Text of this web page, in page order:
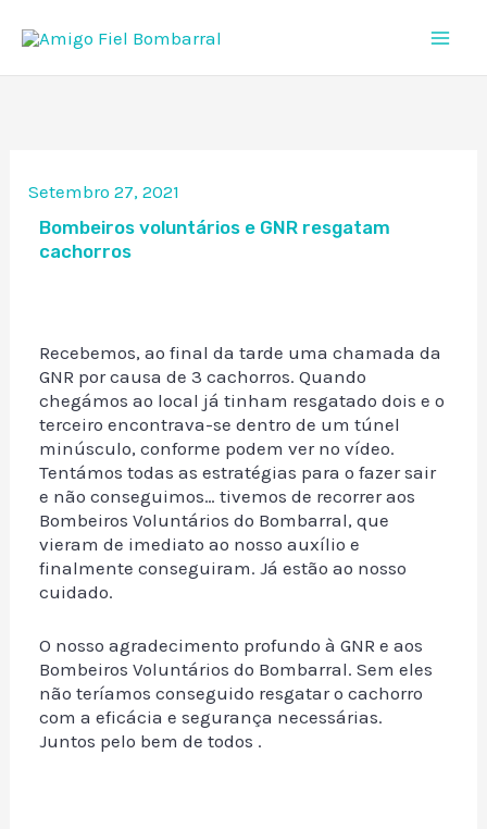
Setembro 27, 2021
Bombeiros voluntários e GNR resgatam
cachorros
Recebemos, ao final da tarde uma chamada da
GNR por causa de 3 cachorros. Quando
chegámos ao local já tinham resgatado dois e o
terceiro encontrava-se dentro de um túnel
minúsculo, conforme podem ver no vídeo.
Tentámos todas as estratégias para o fazer sair
e não conseguimos… tivemos de recorrer aos
Bombeiros Voluntários do Bombarral, que
vieram de imediato ao nosso auxílio e
finalmente conseguiram. Já estão ao nosso
cuidado.
O nosso agradecimento profundo à GNR e aos
Bombeiros Voluntários do Bombarral. Sem eles
não teríamos conseguido resgatar o cachorro
com a eficácia e segurança necessárias.
Juntos pelo bem de todos .